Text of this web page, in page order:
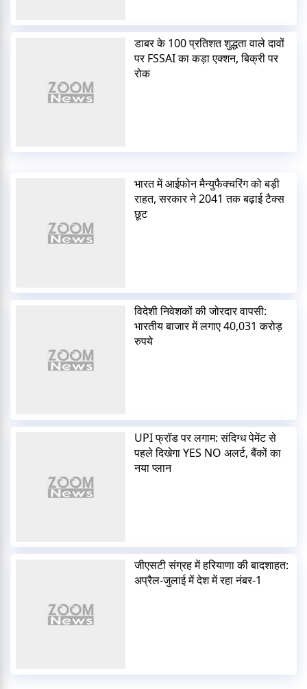
डाबर के 100 प्रतिशत शुद्धता वाले दावों
पर FSSAI का कड़ा एक्शन, बिक्री पर
रोक
भारत में आईफोन मैन्युफैक्चरिंग को बड़ी
राहत, सरकार ने 2041 तक बढ़ाई टैक्स
छूट
विदेशी निवेशकों की जोरदार वापसी:
भारतीय बाजार में लगाए 40,031 करोड़
रुपये
UPI फ्रॉड पर लगाम: संदिग्ध पेमेंट से
पहले दिखेगा YES NO अलर्ट, बैंकों का
नया प्लान
जीएसटी संग्रह में हरियाणा की बादशाहत:
अप्रैल-जुलाई में देश में रहा नंबर-1